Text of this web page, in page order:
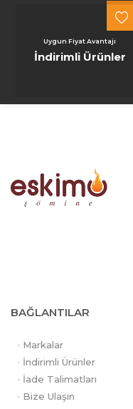
Uygun Fiyat Avantajı
İndirimli Ürünler
BAĞLANTILAR
· Markalar
· İndirimli Ürünler
· İade Talimatları
· Bize Ulaşın